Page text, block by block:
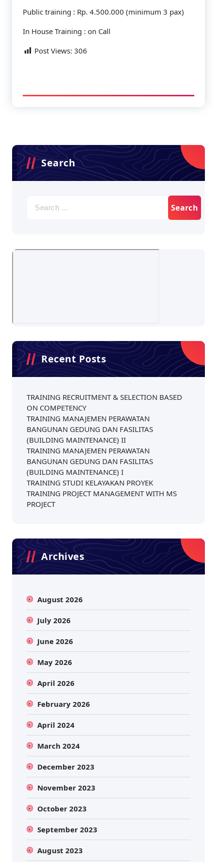
Public training : Rp. 4.500.000 (minimum 3 pax)
In House Training : on Call
Post Views: 306
Search
for:
Recent Posts
TRAINING RECRUITMENT & SELECTION BASED
ON COMPETENCY
TRAINING MANAJEMEN PERAWATAN
BANGUNAN GEDUNG DAN FASILITAS
(BUILDING MAINTENANCE) II
TRAINING MANAJEMEN PERAWATAN
BANGUNAN GEDUNG DAN FASILITAS
(BUILDING MAINTENANCE) I
TRAINING STUDI KELAYAKAN PROYEK
TRAINING PROJECT MANAGEMENT WITH MS
PROJECT
Archives
August 2026
July 2026
June 2026
May 2026
April 2026
February 2026
April 2024
March 2024
December 2023
November 2023
October 2023
September 2023
August 2023